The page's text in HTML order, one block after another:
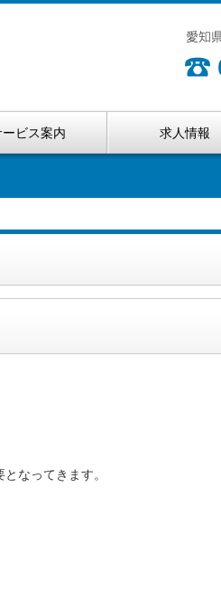
ービス案内 求人情報
なってきます。